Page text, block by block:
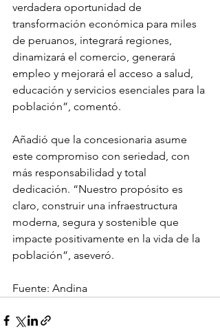
verdadera oportunidad de
transformación económica para miles
de peruanos, integrará regiones,
dinamizará el comercio, generará
empleo y mejorará el acceso a salud,
educación y servicios esenciales para la
población”, comentó.
Añadió que la concesionaria asume
este compromiso con seriedad, con
más responsabilidad y total
dedicación. “Nuestro propósito es
claro, construir una infraestructura
moderna, segura y sostenible que
impacte positivamente en la vida de la
población”, aseveró.
Fuente: Andina